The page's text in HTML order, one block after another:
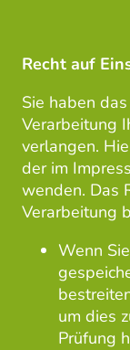
Recht auf
Sie haben
Verarbeitung
verlangen.
der im
wenden. Das
Verarbeitung
Wenn
um dies
Prüfung